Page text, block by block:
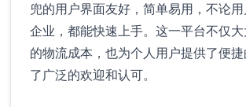
兜的用户界面友好，简单易用，不论
企业，都能快速上手。这一平台不仅
的物流成本，也为个人用户提供了便
了广泛的欢迎和认可。